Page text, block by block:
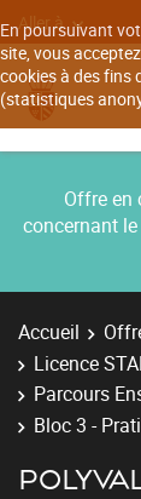
En poursuivant
site, vous
cookies à des fins
(statistiques
Aller à
Offre
concernant
Accueil
Licence
Parcours
Bloc 3 -